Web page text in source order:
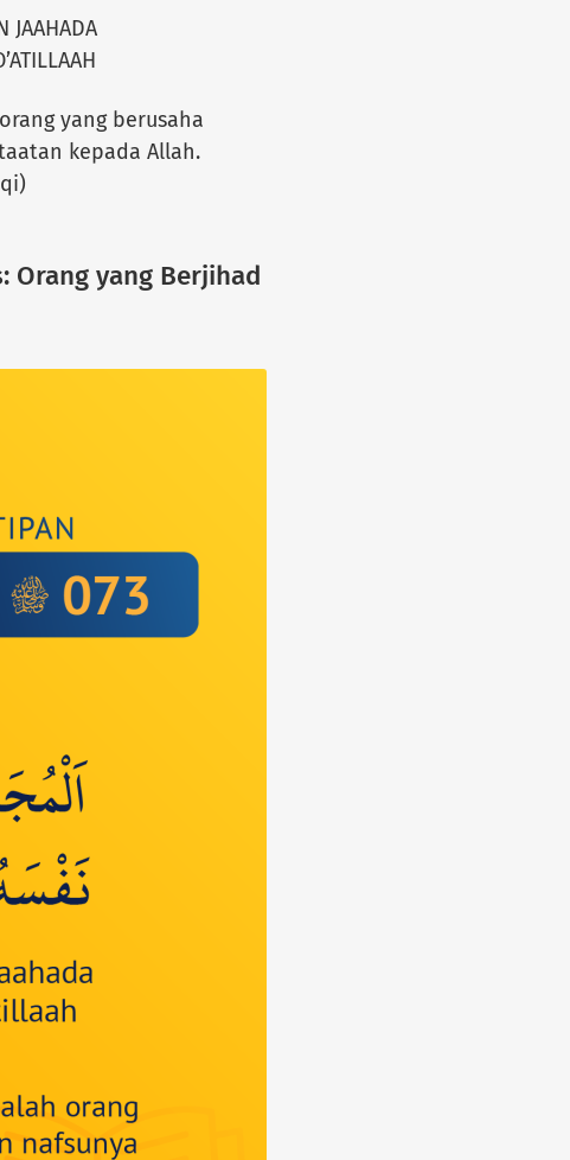
JAAHADA
yang berusaha
kepada Allah.
Orang yang Berjihad